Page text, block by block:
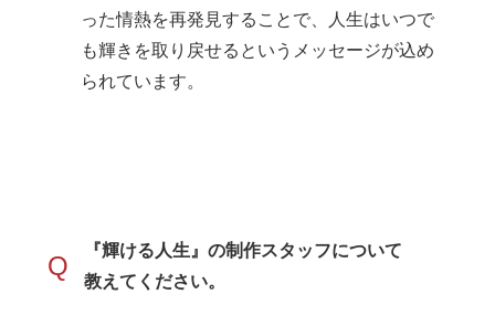
った情熱を再発見することで、人生はいつで
も輝きを取り戻せるというメッセージが込め
られています。
Q
『輝ける人生』の制作スタッフについて
教えてください。